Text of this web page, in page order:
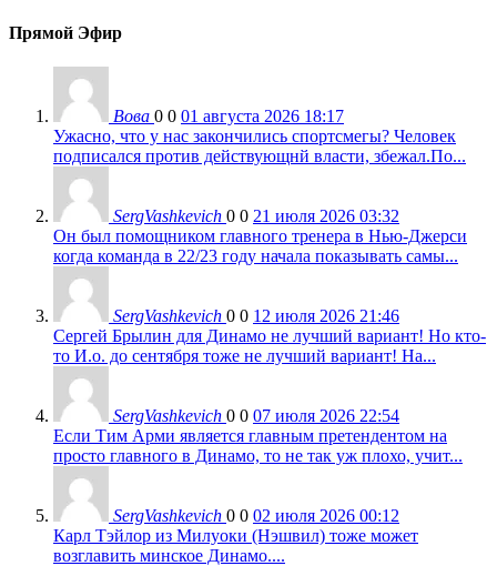
Прямой Эфир
Вова 0 0 01 августа 2026 18:17
Ужасно, что у нас закончились спортсмегы? Человек
подписался против действующнй власти, збежал.По...
SergVashkevich 0 0 21 июля 2026 03:32
Он был помощником главного тренера в Нью-Джерси
когда команда в 22/23 году начала показывать самы...
SergVashkevich 0 0 12 июля 2026 21:46
Сергей Брылин для Динамо не лучший вариант! Но кто-
то И.о. до сентября тоже не лучший вариант! На...
SergVashkevich 0 0 07 июля 2026 22:54
Если Тим Арми является главным претендентом на
просто главного в Динамо, то не так уж плохо, учит...
SergVashkevich 0 0 02 июля 2026 00:12
Карл Тэйлор из Милуоки (Нэшвил) тоже может
возглавить минское Динамо....